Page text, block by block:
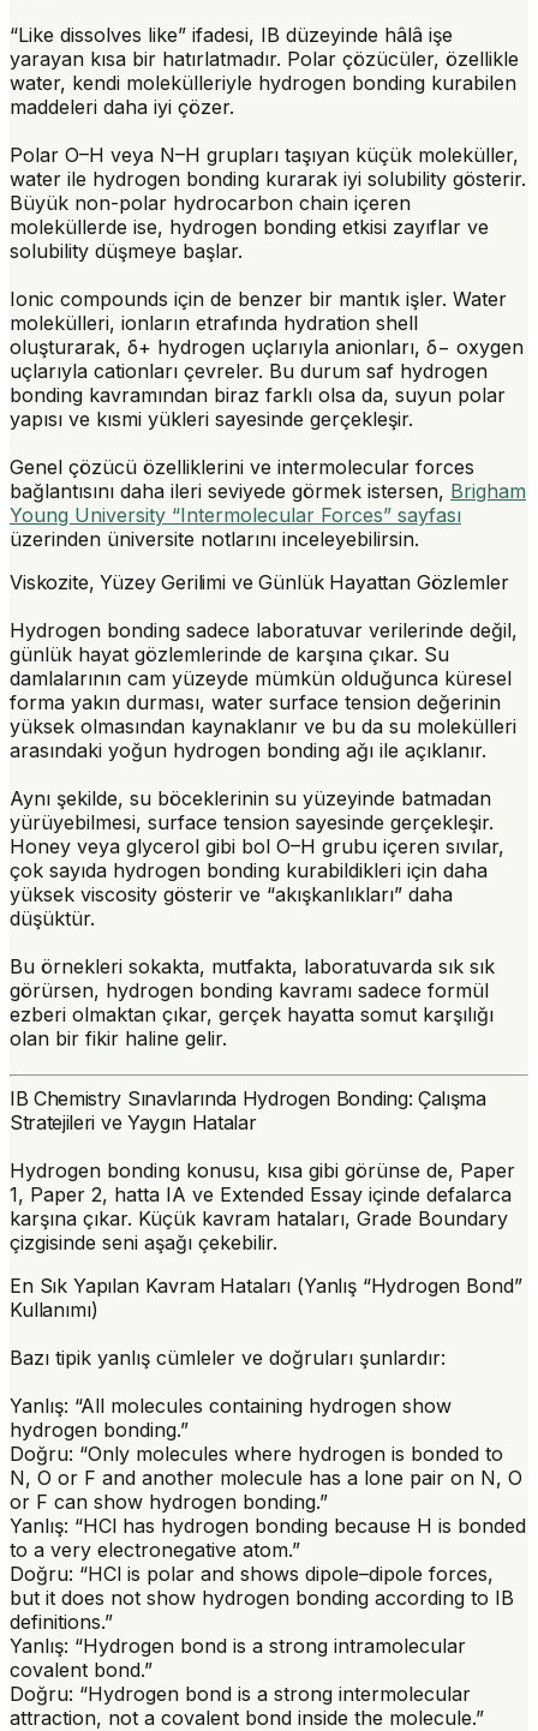
“Like dissolves like” ifadesi, IB düzeyinde hâlâ işe
yarayan kısa bir hatırlatmadır. Polar çözücüler, özellikle
water, kendi molekülleriyle hydrogen bonding kurabilen
maddeleri daha iyi çözer.
Polar O–H veya N–H grupları taşıyan küçük moleküller,
water ile hydrogen bonding kurarak iyi solubility gösterir.
Büyük non-polar hydrocarbon chain içeren
moleküllerde ise, hydrogen bonding etkisi zayıflar ve
solubility düşmeye başlar.
Ionic compounds için de benzer bir mantık işler. Water
molekülleri, ionların etrafında hydration shell
oluşturarak, δ+ hydrogen uçlarıyla anionları, δ− oxygen
uçlarıyla cationları çevreler. Bu durum saf hydrogen
bonding kavramından biraz farklı olsa da, suyun polar
yapısı ve kısmi yükleri sayesinde gerçekleşir.
Genel çözücü özelliklerini ve intermolecular forces
bağlantısını daha ileri seviyede görmek istersen, Brigham
Young University “Intermolecular Forces” sayfası
üzerinden üniversite notlarını inceleyebilirsin.
Viskozite, Yüzey Gerilimi ve Günlük Hayattan Gözlemler
Hydrogen bonding sadece laboratuvar verilerinde değil,
günlük hayat gözlemlerinde de karşına çıkar. Su
damlalarının cam yüzeyde mümkün olduğunca küresel
forma yakın durması, water surface tension değerinin
yüksek olmasından kaynaklanır ve bu da su molekülleri
arasındaki yoğun hydrogen bonding ağı ile açıklanır.
Aynı şekilde, su böceklerinin su yüzeyinde batmadan
yürüyebilmesi, surface tension sayesinde gerçekleşir.
Honey veya glycerol gibi bol O–H grubu içeren sıvılar,
çok sayıda hydrogen bonding kurabildikleri için daha
yüksek viscosity gösterir ve “akışkanlıkları” daha
düşüktür.
Bu örnekleri sokakta, mutfakta, laboratuvarda sık sık
görürsen, hydrogen bonding kavramı sadece formül
ezberi olmaktan çıkar, gerçek hayatta somut karşılığı
olan bir fikir haline gelir.
IB Chemistry Sınavlarında Hydrogen Bonding: Çalışma
Stratejileri ve Yaygın Hatalar
Hydrogen bonding konusu, kısa gibi görünse de, Paper
1, Paper 2, hatta IA ve Extended Essay içinde defalarca
karşına çıkar. Küçük kavram hataları, Grade Boundary
çizgisinde seni aşağı çekebilir.
En Sık Yapılan Kavram Hataları (Yanlış “Hydrogen Bond”
Kullanımı)
Bazı tipik yanlış cümleler ve doğruları şunlardır:
Yanlış: “All molecules containing hydrogen show
hydrogen bonding.”
Doğru: “Only molecules where hydrogen is bonded to
N, O or F and another molecule has a lone pair on N, O
or F can show hydrogen bonding.”
Yanlış: “HCl has hydrogen bonding because H is bonded
to a very electronegative atom.”
Doğru: “HCl is polar and shows dipole–dipole forces,
but it does not show hydrogen bonding according to IB
definitions.”
Yanlış: “Hydrogen bond is a strong intramolecular
covalent bond.”
Doğru: “Hydrogen bond is a strong intermolecular
attraction, not a covalent bond inside the molecule.”